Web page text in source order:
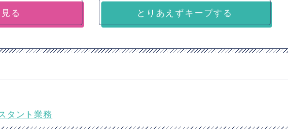
る とりあえずキープする
タント業務